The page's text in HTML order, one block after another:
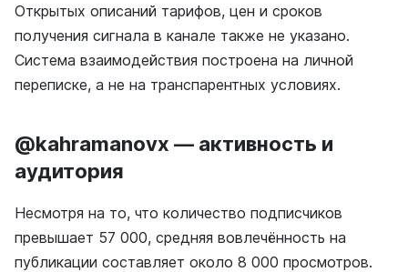
Открытых описаний тарифов, цен и сроков
получения сигнала в канале также не указано.
Система взаимодействия построена на личной
переписке, а не на транспарентных условиях.
@kahramanovx — активность и
аудитория
Несмотря на то, что количество подписчиков
превышает 57 000, средняя вовлечённость на
публикации составляет около 8 000 просмотров.